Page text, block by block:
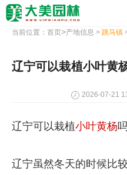
当前位置： 首页>产地信息 > 跳马镇
辽宁可以栽植小叶黄
2026-07-21
辽宁可以栽植小叶黄杨
辽宁虽然冬天的时候比